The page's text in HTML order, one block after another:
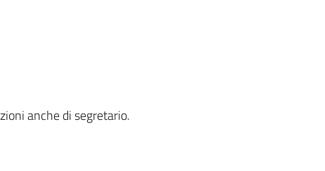
anche di segretario.